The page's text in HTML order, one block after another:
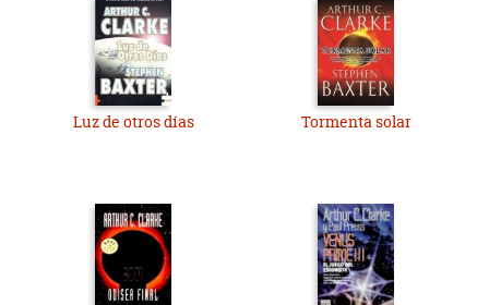
Luz de otros días Tormenta solar